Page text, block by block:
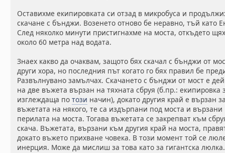
Оставихме екипировката си отзад в микробуса и
скачане с бънджи. Возенето отново бе неравно, тъй като
След няколко минути пристигнахме на моста, откъдето
около 60 метра над водата.
Знаех какво да очаквам, защото бях скачал с бънджи от
други хора, но последния път когато го бях правил бе
Развълнувано замълчах. Скачането с бънджи от мост е
на две въжета вързан на тяхната сбруя (б.пр.: екипировка
изглеждаща потози начин), докато другия край е вързан
въжетата на някого, те са издърпани под моста и
перилата на моста. Тогава въжетата се закрепват към
скача. Въжетата, вързани към другия край на моста,
докато въжето прихване човека. В този момент той се
инерция. Може да мислиш за това като за гигантска люлка.